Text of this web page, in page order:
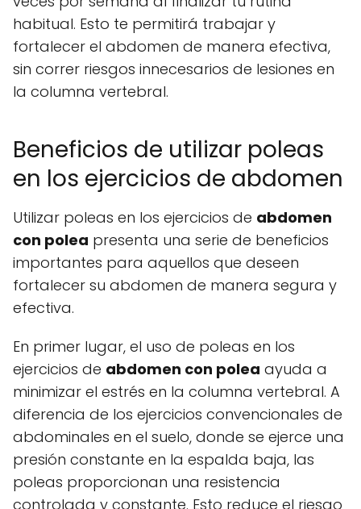
habitual. Esto te permitirá trabajar y
fortalecer el abdomen de manera efectiva,
sin correr riesgos innecesarios de lesiones en
la columna vertebral.
Beneficios de utilizar poleas
en los ejercicios de abdomen
Utilizar poleas en los ejercicios de abdomen
con polea presenta una serie de beneficios
importantes para aquellos que deseen
fortalecer su abdomen de manera segura y
efectiva.
En primer lugar, el uso de poleas en los
ejercicios de abdomen con polea ayuda a
minimizar el estrés en la columna vertebral. A
diferencia de los ejercicios convencionales de
abdominales en el suelo, donde se ejerce una
presión constante en la espalda baja, las
poleas proporcionan una resistencia
controlada y constante. Esto reduce el riesgo